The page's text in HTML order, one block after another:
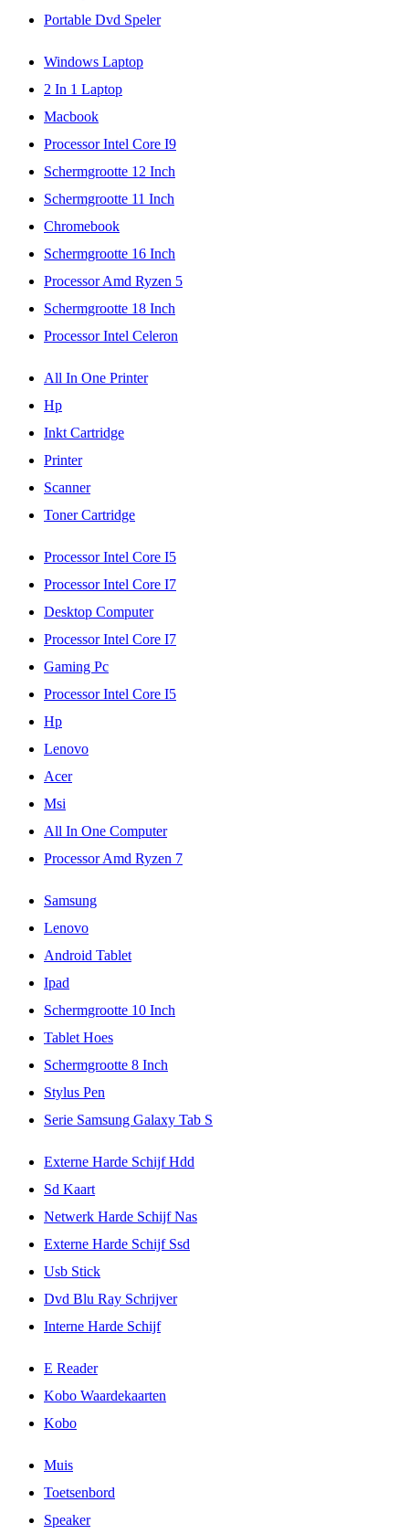
Portable Dvd Speler
Windows Laptop
2 In 1 Laptop
Macbook
Processor Intel Core I9
Schermgrootte 12 Inch
Schermgrootte 11 Inch
Chromebook
Schermgrootte 16 Inch
Processor Amd Ryzen 5
Schermgrootte 18 Inch
Processor Intel Celeron
All In One Printer
Hp
Inkt Cartridge
Printer
Scanner
Toner Cartridge
Processor Intel Core I5
Processor Intel Core I7
Desktop Computer
Processor Intel Core I7
Gaming Pc
Processor Intel Core I5
Hp
Lenovo
Acer
Msi
All In One Computer
Processor Amd Ryzen 7
Samsung
Lenovo
Android Tablet
Ipad
Schermgrootte 10 Inch
Tablet Hoes
Schermgrootte 8 Inch
Stylus Pen
Serie Samsung Galaxy Tab S
Externe Harde Schijf Hdd
Sd Kaart
Netwerk Harde Schijf Nas
Externe Harde Schijf Ssd
Usb Stick
Dvd Blu Ray Schrijver
Interne Harde Schijf
E Reader
Kobo Waardekaarten
Kobo
Muis
Toetsenbord
Speaker